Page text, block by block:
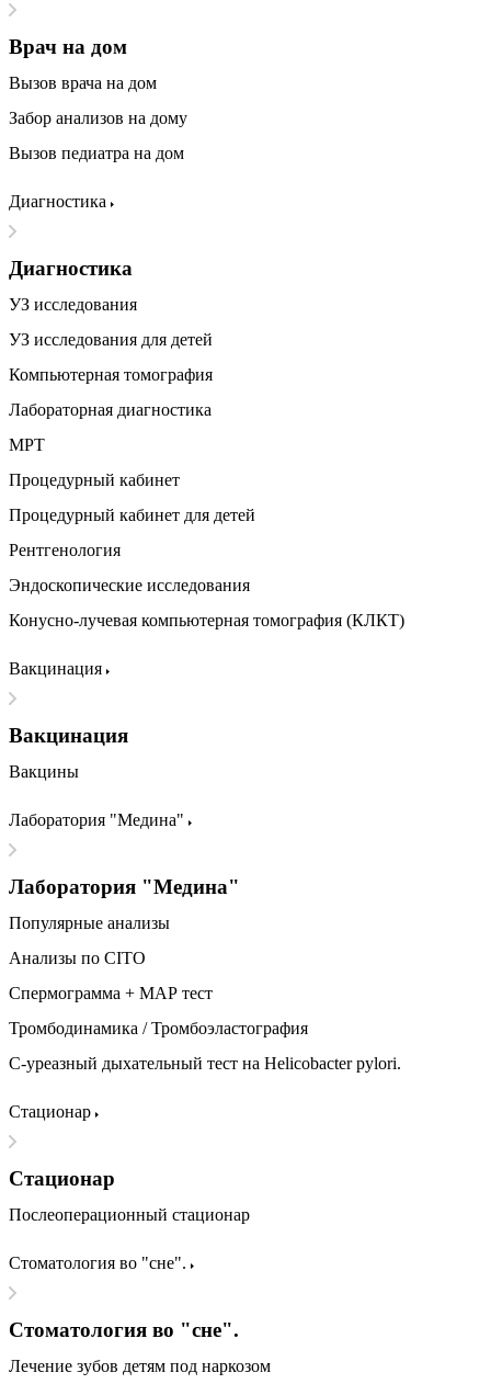
Врач на дом
Вызов врача на дом
Забор анализов на дому
Вызов педиатра на дом
Диагностика
Диагностика
УЗ исследования
УЗ исследования для детей
Компьютерная томография
Лабораторная диагностика
МРТ
Процедурный кабинет
Процедурный кабинет для детей
Рентгенология
Эндоскопические исследования
Конусно-лучевая компьютерная томография (КЛКТ)
Вакцинация
Вакцинация
Вакцины
Лаборатория "Медина"
Лаборатория "Медина"
Популярные анализы
Анализы по CITO
Спермограмма + МАР тест
Тромбодинамика / Тромбоэластография
С-уреазный дыхательный тест на Helicobacter pylori.
Стационар
Стационар
Послеоперационный стационар
Стоматология во "сне".
Стоматология во "сне".
Лечение зубов детям под наркозом